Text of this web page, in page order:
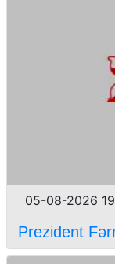
05-08-2026
Prezident